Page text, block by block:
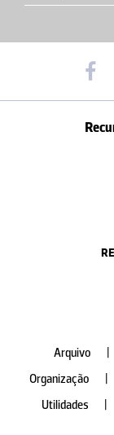
Arquivo
Organização
Utilidades